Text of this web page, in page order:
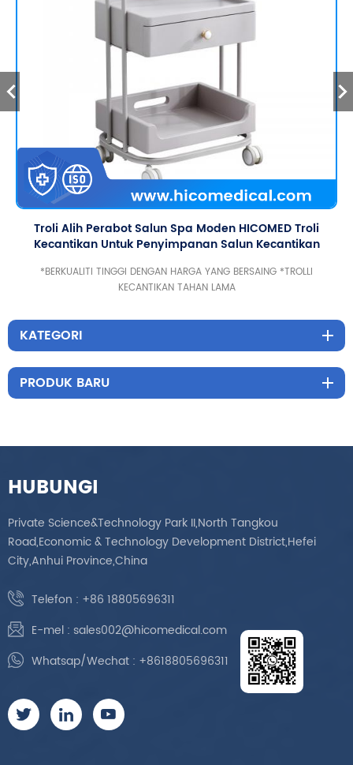
Troli Alih Perabot Salun Spa Moden HICOMED Troli
Kecantikan Untuk Penyimpanan Salun Kecantikan
*BERKUALITI TINGGI DENGAN HARGA YANG BERSAING *TROLLI
KECANTIKAN TAHAN LAMA
KATEGORI
PRODUK BARU
HUBUNGI
Private Science&Technology Park II,North Tangkou
Road,Economic & Technology Development District,Hefei
City,Anhui Province,China
Telefon : +86 18805696311
E-mel : sales002@hicomedical.com
Whatsap/Wechat : +8618805696311